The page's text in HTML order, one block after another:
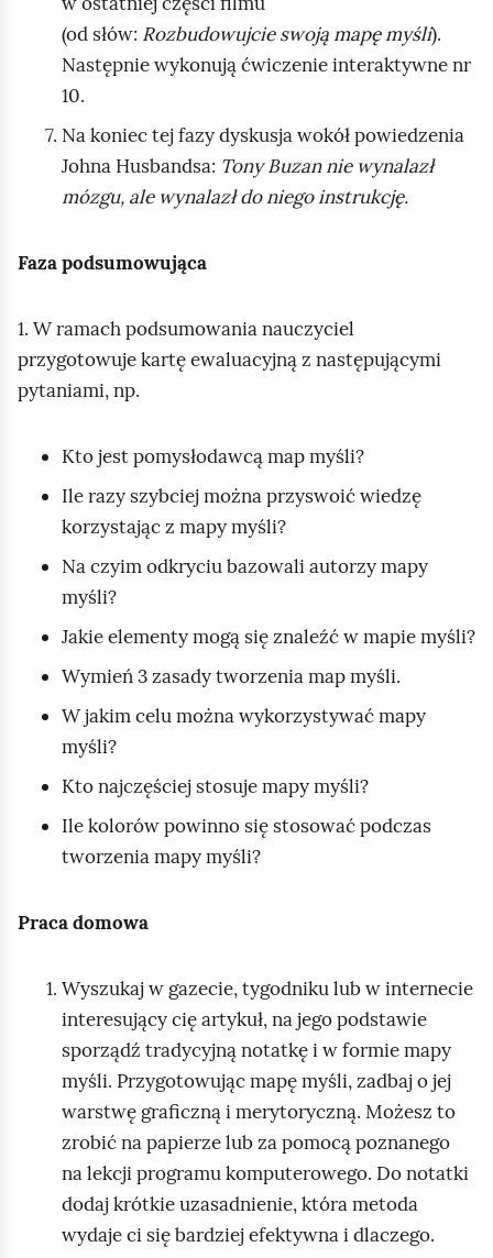
(od słów: Rozbudowujcie swoją mapę myśli).
Następnie wykonują ćwiczenie interaktywne nr
10.
Na koniec tej fazy dyskusja wokół powiedzenia
Johna Husbandsa: Tony Buzan nie wynalazł
mózgu, ale wynalazł do niego instrukcję.
Faza podsumowująca
1. W ramach podsumowania nauczyciel
przygotowuje kartę ewaluacyjną z następującymi
pytaniami, np.
Kto jest pomysłodawcą map myśli?
Ile razy szybciej można przyswoić wiedzę
korzystając z mapy myśli?
Na czyim odkryciu bazowali autorzy mapy
myśli?
Jakie elementy mogą się znaleźć w mapie myśli?
Wymień 3 zasady tworzenia map myśli.
W jakim celu można wykorzystywać mapy
myśli?
Kto najczęściej stosuje mapy myśli?
Ile kolorów powinno się stosować podczas
tworzenia mapy myśli?
Praca domowa
Wyszukaj w gazecie, tygodniku lub w internecie
interesujący cię artykuł, na jego podstawie
sporządź tradycyjną notatkę i w formie mapy
myśli. Przygotowując mapę myśli, zadbaj o jej
warstwę graficzną i merytoryczną. Możesz to
zrobić na papierze lub za pomocą poznanego
na lekcji programu komputerowego. Do notatki
dodaj krótkie uzasadnienie, która metoda
wydaje ci się bardziej efektywna i dlaczego.